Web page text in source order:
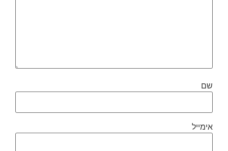
שם
אימייל